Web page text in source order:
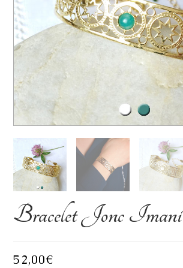
Bracelet Jonc Imani
52,00€